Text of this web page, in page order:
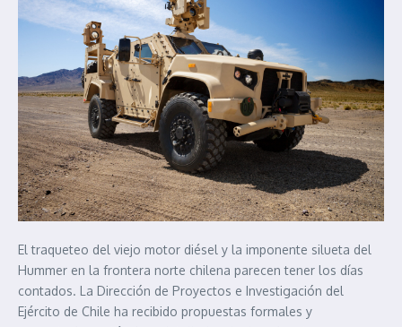
El traqueteo del viejo motor diésel y la imponente silueta del
Hummer en la frontera norte chilena parecen tener los días
contados. La Dirección de Proyectos e Investigación del
Ejército de Chile ha recibido propuestas formales y